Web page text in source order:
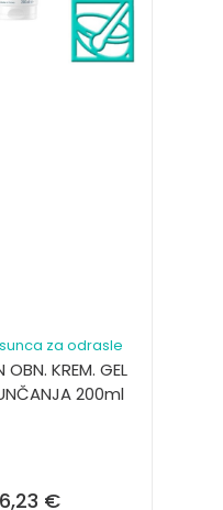
za odrasle
OBN. KREM. GEL
200ml
€